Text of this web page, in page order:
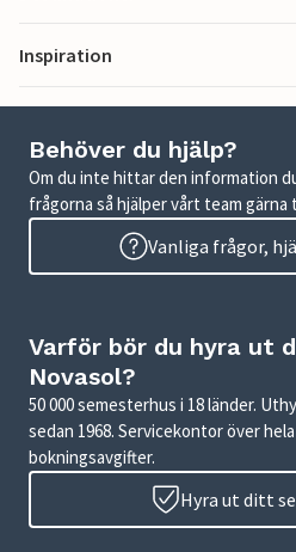
Inspiration
Behöver du hjälp?
Om du inte hittar den information
frågorna så hjälper vårt team gärna
Vanliga frågor,
Varför bör du hyra ut
Novasol?
50 000 semesterhus i 18 länder.
sedan 1968. Servicekontor över
bokningsavgifter.
Hyra ut ditt